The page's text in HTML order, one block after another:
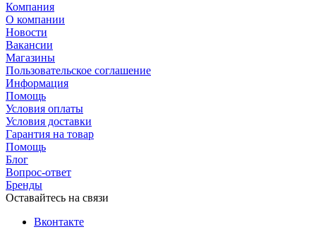
Компания
О компании
Новости
Вакансии
Магазины
Пользовательское соглашение
Информация
Помощь
Условия оплаты
Условия доставки
Гарантия на товар
Помощь
Блог
Вопрос-ответ
Бренды
Оставайтесь на связи
Вконтакте